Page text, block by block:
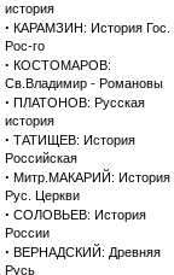
история
· КАРАМЗИН: История Гос.
Рос-го
· КОСТОМАРОВ:
Св.Владимир - Романовы
· ПЛАТОНОВ: Русская
история
· ТАТИЩЕВ: История
Российская
· Митр.МАКАРИЙ: История
Рус. Церкви
· СОЛОВЬЕВ: История
России
· ВЕРНАДСКИЙ: Древняя
Русь